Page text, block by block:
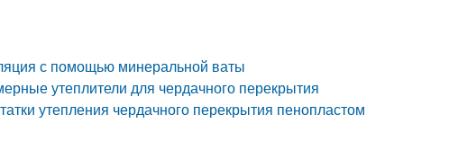
с помощью минеральной ваты
утеплители для чердачного перекрытия
утепления чердачного перекрытия пенопластом